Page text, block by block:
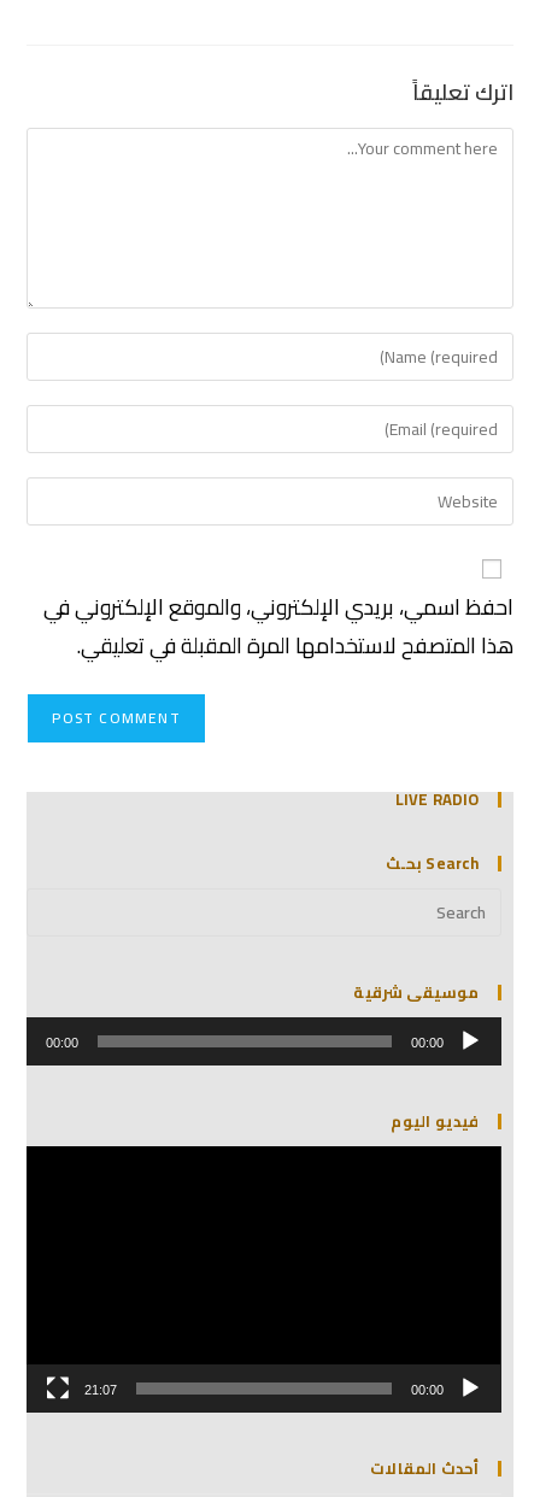
اترك تعليقاً
احفظ اسمي، بريدي الإلكتروني، والموقع الإلكتروني في
هذا المتصفح لاستخدامها المرة المقبلة في تعليقي.
LIVE RADIO
Search بحـث
موسيقى شرقية
مشغل
الصوت 00:00
00:00
فيديو اليوم
مشغل
00:00
21:07
أحدث المقالات